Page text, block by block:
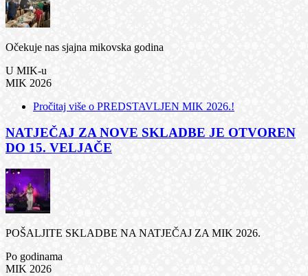
Očekuje nas sjajna mikovska godina
U MIK-u
MIK 2026
Pročitaj više o PREDSTAVLJEN MIK 2026.!
NATJEČAJ ZA NOVE SKLADBE JE OTVOREN
DO 15. VELJAČE
POŠALJITE SKLADBE NA NATJEČAJ ZA MIK 2026.
Po godinama
MIK 2026